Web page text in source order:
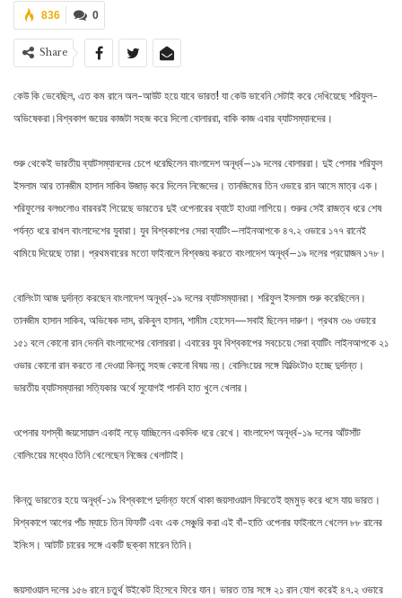
0
836
Share
কেউ কি ভেবেছিল, এত কম রানে অল-আউট হয়ে যাবে ভারত! যা কেউ ভাবেনি সেটাই করে দেখিয়েছে শরিফুল-
অভিষেকরা।বিশ্বকাপ জয়ের কাজটা সহজ করে দিলো বোলাররা, বাকি কাজ এবার ব্যাটসম্যানদের।
শুরু থেকেই ভারতীয় ব্যাটসম্যানদের চেপে ধরেছিলেন বাংলাদেশ অনূর্ধ্ব–১৯ দলের বোলাররা। দুই পেসার শরিফুল
ইসলাম আর তানজীম হাসান সাকিব উজাড় করে দিলেন নিজেদের। তানজিমের তিন ওভারে রান আসে মাত্র এক।
শরিফুলের বলগুলোও বারবরই গিয়েছে ভারতের দুই ওপেনারের ব্যাটে হাওয়া লাগিয়ে। শুরুর সেই রাজত্ব ধরে শেষ
পর্যন্ত ধরে রাখল বাংলাদেশের যুবারা। যুব বিশ্বকাপের সেরা ব্যাটিং–লাইনআপকে ৪৭.২ ওভারে ১৭৭ রানেই
থামিয়ে দিয়েছে তারা। প্রথমবারের মতো ফাইনালে বিশ্বজয় করতে বাংলাদেশ অনূর্ধ্ব–১৯ দলের প্রয়োজন ১৭৮।
বোলিংটা আজ দুর্দান্ত করছেন বাংলাদেশ অনূর্ধ্ব-১৯ দলের ব্যাটসম্যানরা। শরিফুল ইসলাম শুরু করেছিলেন।
তানজীম হাসান সাকিব, অভিষেক দাস, রকিবুল হাসান, শামীম হোসেন—সবাই ছিলেন দারুণ। প্রথম ৩৬ ওভারে
১৫১ বলে কোনো রান দেননি বাংলাদেশের বোলাররা। এবারের যুব বিশ্বকাপের সবচেয়ে সেরা ব্যাটিং লাইনআপকে ২১
ওভার কোনো রান করতে না দেওয়া কিন্তু সহজ কোনো বিষয় নয়। বোলিংয়ের সঙ্গে ফিল্ডিংটাও হচ্ছে দুর্দান্ত।
ভারতীয় ব্যাটসম্যানরা সত্যিকার অর্থে সুযোগই পাননি হাত খুলে খেলার।
ওপেনার যশস্বী জয়সোয়াল একাই লড়ে যাচ্ছিলেন একদিক ধরে রেখে। বাংলাদেশ অনূর্ধ্ব-১৯ দলের আঁটসাঁট
বোলিংয়ের মধ্যেও তিনি খেলেছেন নিজের খেলাটাই।
কিন্তু ভারতের হয়ে অনূর্ধ্ব-১৯ বিশ্বকাপে দুর্দান্ত ফর্মে থাকা জয়সাওয়াল ফিরতেই হুমমুড় করে ধসে যায় ভারত।
বিশ্বকাপে আগের পাঁচ ম্যাচে তিন ফিফটি এবং এক সেঞ্চুরি করা এই বাঁ-হাতি ওপেনার ফাইনালে খেলেন ৮৮ রানের
ইনিংস। আটটি চারের সঙ্গে একটি ছক্কা মারেন তিনি।
জয়সাওয়াল দলের ১৫৬ রানে চতুর্থ উইকেট হিসেবে ফিরে যান। ভারত তার সঙ্গে ২১ রান যোগ করেই ৪৭.২ ওভারে